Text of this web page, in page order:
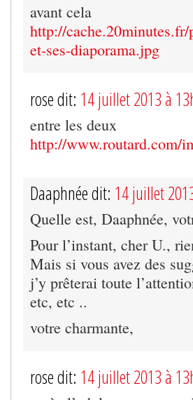
avant cela
http://
et-ses-diaporama.jpg
rose dit: 14 juillet 2013 à
entre les deux
http://www.routard.com/
Daaphnée dit: 14 juillet
Quelle est, Daaphnée,
Pour l’instant, cher U.,
Mais si vous avez des
j’y prêterai toute
etc, etc ..
votre charmante,
rose dit: 14 juillet 2013 à